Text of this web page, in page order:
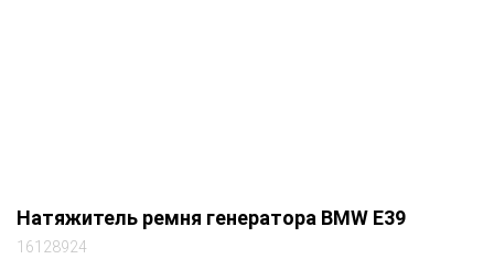
Натяжитель ремня генератора BMW E39
16128924